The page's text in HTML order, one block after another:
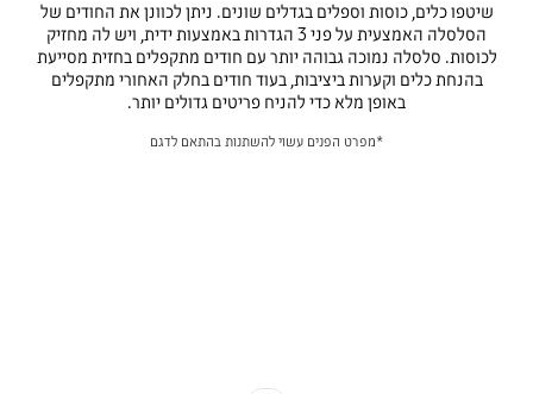
שיטפו כלים, כוסות וספלים בגדלים שונים. ניתן לכוונן את החודים של
הסלסלה האמצעית על פני 3 הגדרות באמצעות ידית, ויש לה מחזיק
לכוסות. סלסלה נמוכה גבוהה יותר עם חודים מתקפלים בחזית מסייעת
בהנחת כלים וקערות ביציבות, בעוד חודים בחלק האחורי מתקפלים
באופן מלא כדי להניח פריטים גדולים יותר.
*מפרט הפנים עשוי להשתנות בהתאם לדגם